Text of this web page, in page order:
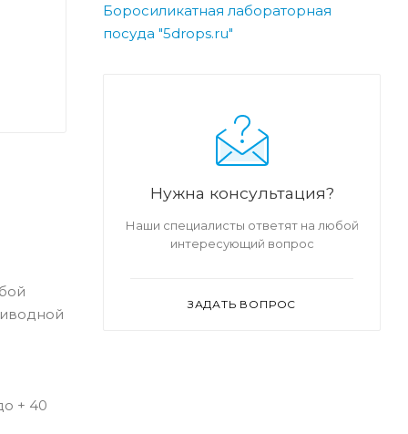
+ 40
Боросиликатная лабораторная
посуда "5drops.ru"
Нужна консультация?
Наши специалисты ответят на любой
интересующий вопрос
ЗАДАТЬ ВОПРОС